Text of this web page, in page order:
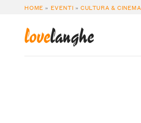
HOME » EVENTI »CULTURA & CINEMA
lovelanghe